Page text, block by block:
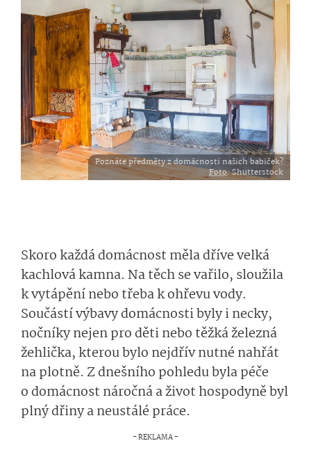
Poznáte předměty z domácností našich babiček?
Foto: Shutterstock
Skoro každá domácnost měla dříve velká
kachlová kamna. Na těch se vařilo, sloužila
k vytápění nebo třeba k ohřevu vody.
Součástí výbavy domácnosti byly i necky,
nočníky nejen pro děti nebo těžká železná
žehlička, kterou bylo nejdřív nutné nahřát
na plotně. Z dnešního pohledu byla péče
o domácnost náročná a život hospodyně byl
plný dřiny a neustálé práce.